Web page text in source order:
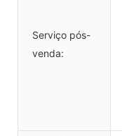
Serviço pós-
venda: